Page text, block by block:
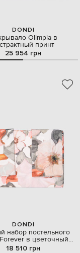
DONDI
Olimpia в
принт
25 954 грн
DONDI
набор постельного
в цветочный
принт
18 510 грн